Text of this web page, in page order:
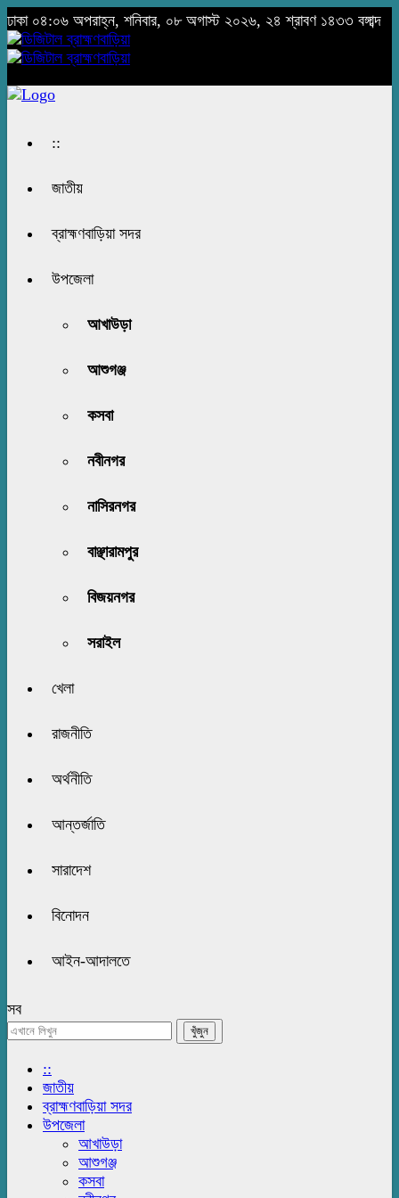
ঢাকা ০৪:০৬ অপরাহ্ন, শনিবার, ০৮ অগাস্ট ২০২৬, ২৪ শ্রাবণ ১৪৩৩ বঙ্গাব্দ
::
জাতীয়
ব্রাহ্মণবাড়িয়া সদর
উপজেলা
আখাউড়া
আশুগঞ্জ
কসবা
নবীনগর
নাসিরনগর
বাঞ্ছারামপুর
বিজয়নগর
সরাইল
খেলা
রাজনীতি
অর্থনীতি
আন্তর্জাতি
সারাদেশ
বিনোদন
আইন-আদালতে
সব
::
জাতীয়
ব্রাহ্মণবাড়িয়া সদর
উপজেলা
আখাউড়া
আশুগঞ্জ
কসবা